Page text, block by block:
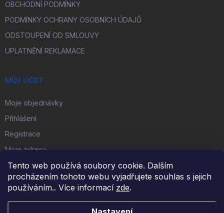
Tento web používá soubory cookie. Dalším
procházením tohoto webu vyjadřujete souhlas s jejich
používáním.. Více informací zde.
OBCHODNÍ PODMÍNKY
PODMÍNKY OCHRANY OSOBNÍCH ÚDAJŮ
ODSTOUPENÍ OD SMLOUVY
UPLATNĚNÍ REKLAMACE
MŮJ ÚČET
Moje objednávky
Přihlášení
Registrace
Moje adresy
FACEBOOK